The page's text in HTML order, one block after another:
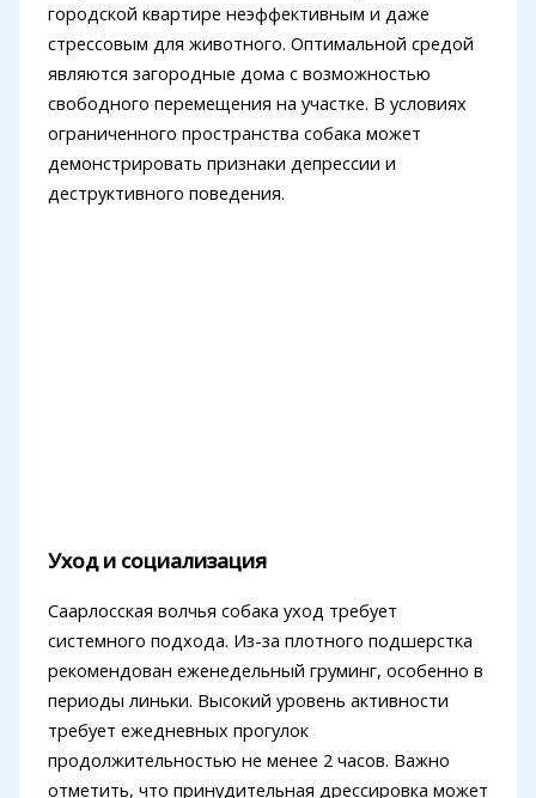
городской квартире неэффективным и даже
стрессовым для животного. Оптимальной средой
являются загородные дома с возможностью
свободного перемещения на участке. В условиях
ограниченного пространства собака может
демонстрировать признаки депрессии и
деструктивного поведения.
Уход и социализация
Саарлосская волчья собака уход требует
системного подхода. Из-за плотного подшерстка
рекомендован еженедельный груминг, особенно в
периоды линьки. Высокий уровень активности
требует ежедневных прогулок
продолжительностью не менее 2 часов. Важно
отметить, что принудительная дрессировка может